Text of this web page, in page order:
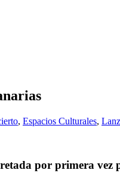
, Espacios Culturales,
por primera vez